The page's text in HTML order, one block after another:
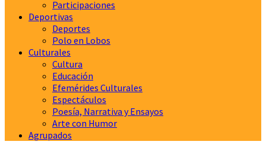
Participaciones
Deportivas
Deportes
Polo en Lobos
Culturales
Cultura
Educación
Efemérides Culturales
Espectáculos
Poesía, Narrativa y Ensayos
Arte con Humor
Agrupados